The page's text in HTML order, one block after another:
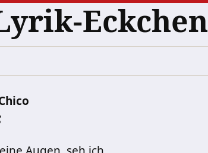
Eckchen